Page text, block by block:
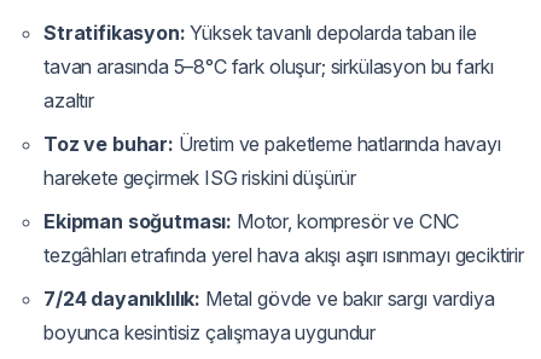
Stratifikasyon: Yüksek tavanlı depolarda taban ile
tavan arasında 5–8°C fark oluşur; sirkülasyon bu farkı
azaltır
Toz ve buhar: Üretim ve paketleme hatlarında havayı
harekete geçirmek ISG riskini düşürür
Ekipman soğutması: Motor, kompresör ve CNC
tezgâhları etrafında yerel hava akışı aşırı ısınmayı geciktirir
7/24 dayanıklılık: Metal gövde ve bakır sargı vardiya
boyunca kesintisiz çalışmaya uygundur